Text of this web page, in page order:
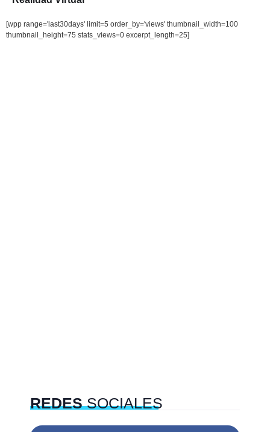
[wpp range='last30days' limit=5 order_by='views' thumbnail_width=100
thumbnail_height=75 stats_views=0 excerpt_length=25]
REDESSOCIALES